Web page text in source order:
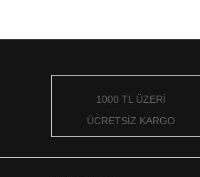
1000 TL ÜZERİ
ÜCRETSİZ KARGO